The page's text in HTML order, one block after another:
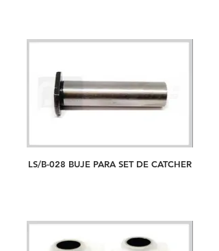
LS/B-028 BUJE PARA SET DE CATCHER